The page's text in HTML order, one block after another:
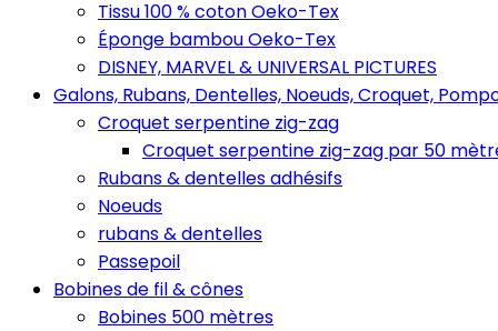
Tissu 100 % coton Oeko-Tex
Éponge bambou Oeko-Tex
DISNEY, MARVEL & UNIVERSAL PICTURES
Galons, Rubans, Dentelles, Noeuds, Croquet,
Croquet serpentine zig-zag
Croquet serpentine zig-zag par 50
Rubans & dentelles adhésifs
Noeuds
rubans & dentelles
Passepoil
Bobines de fil & cônes
Bobines 500 mètres